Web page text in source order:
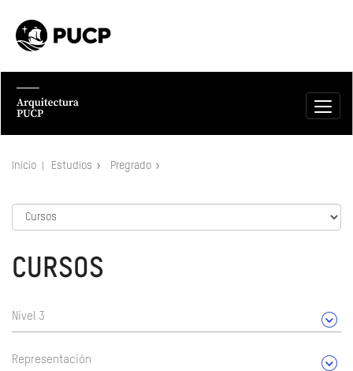
Inicio Estudios Pregrado
CURSOS
Nivel 3
Representación